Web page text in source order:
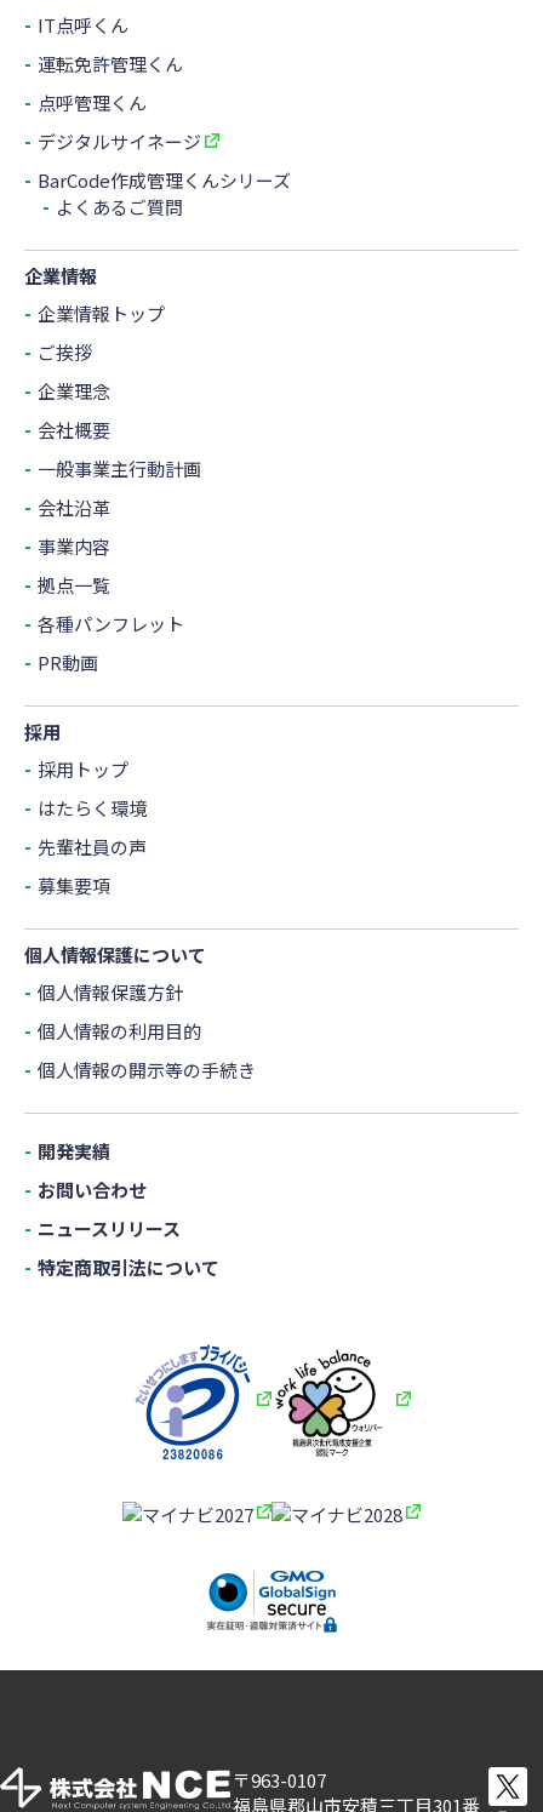
IT点呼くん
運転免許管理くん
点呼管理くん
デジタルサイネージ
BarCode作成管理くんシリーズ
よくあるご質問
企業情報
企業情報トップ
ご挨拶
企業理念
会社概要
一般事業主行動計画
会社沿革
事業内容
拠点一覧
各種パンフレット
PR動画
採用
採用トップ
はたらく環境
先輩社員の声
募集要項
個人情報保護について
個人情報保護方針
個人情報の利用目的
個人情報の開示等の手続き
開発実績
お問い合わせ
ニュースリリース
特定商取引法について
〒963-0107
福島県郡山市安積三丁目301番